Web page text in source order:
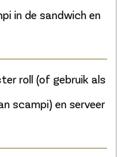
in de sandwich en
roll (of gebruik als
scampi) en serveer